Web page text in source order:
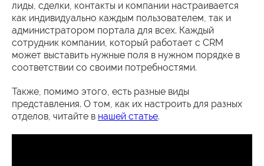
лиды, сделки, контакты и компании настраивается
как индивидуально каждым пользователем, так и
администратором портала для всех. Каждый
сотрудник компании, который работает с CRM
может выставить нужные поля в нужном порядке в
соответствии со своими потребностями.
Также, помимо этого, есть разные виды
представления. О том, как их настроить для разных
отделов, читайте в нашей статье.